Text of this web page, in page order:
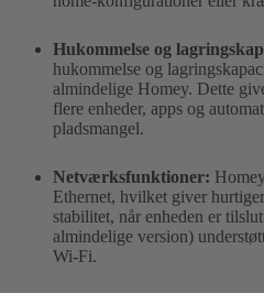
Hukommelse og
hukommelse og
almindelige Homey. Dette
flere enheder, apps og
pladsmangel.
Netværksfunktioner:
Ethernet, hvilket giver
stabilitet, når enheden er
almindelige version)
Wi-Fi.